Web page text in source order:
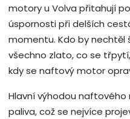
motory u Volva přitahují
úspornosti při delších
momentu. Kdo by nechtěl
všechno zlato, co se
kdy se naftový motor
Hlavní výhodou
paliva, což se nejvíce